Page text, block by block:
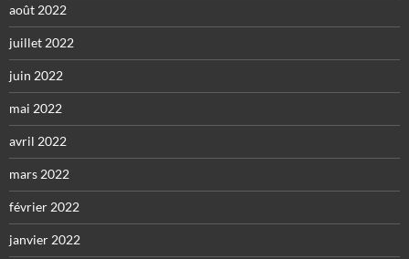
août 2022
juillet 2022
juin 2022
mai 2022
avril 2022
mars 2022
février 2022
janvier 2022